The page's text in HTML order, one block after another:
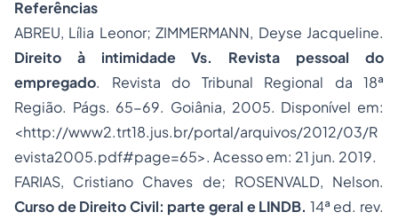
Referências
ABREU, Lília Leonor; ZIMMERMANN, Deyse Jacqueline.
Direito à intimidade Vs. Revista pessoal do
empregado. Revista do Tribunal Regional da 18ª
Região. Págs. 65-69. Goiânia, 2005. Disponível em:
<http://www2.trt18.jus.br/portal/arquivos/2012/03/R
evista2005.pdf#page=65>. Acesso em: 21 jun. 2019.
FARIAS, Cristiano Chaves de; ROSENVALD, Nelson.
Curso de Direito Civil: parte geral e LINDB. 14ª ed. rev.